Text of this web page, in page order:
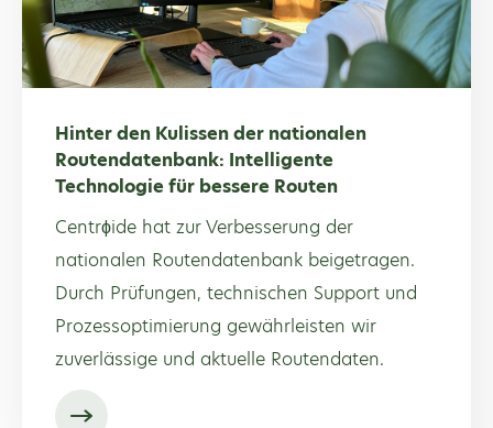
Hinter den Kulissen der nationalen
Routendatenbank: Intelligente
Technologie für bessere Routen
Centrϕide hat zur Verbesserung der
nationalen Routendatenbank beigetragen.
Durch Prüfungen, technischen Support und
Prozessoptimierung gewährleisten wir
zuverlässige und aktuelle Routendaten.